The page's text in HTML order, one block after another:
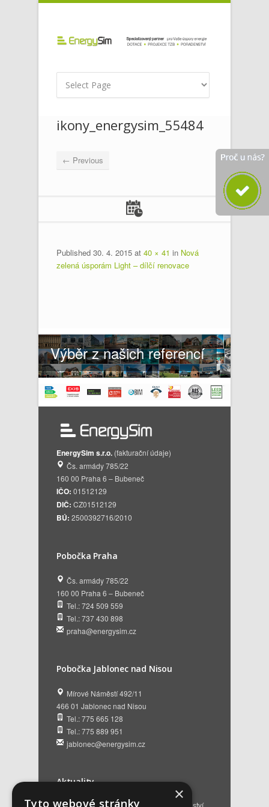
ikony_energysim_55484
← Previous
Published 30. 4. 2015 at 40 × 41 in Nová
zelená úsporám Light – dílčí renovace
Výběr z našich referencí
EnergySim s.r.o. (fakturační údaje)
Čs. armády 785/22
160 00 Praha 6 – Bubeneč
IČO: 01512129
DIČ: CZ01512129
BÚ: 2500392716/2010
Pobočka Praha
Čs. armády 785/22
160 00 Praha 6 – Bubeneč
Tel.: 724 509 559
Tel.: 737 430 898
praha@energysim.cz
Pobočka Jablonec nad Nisou
Mírové Náměstí 492/11
466 01 Jablonec nad Nisou
Tel.: 775 665 128
Tel.: 775 889 951
jablonec@energysim.cz
Aktuality
Renovační pasy budov a dotační poradenství
×
Tyto webové stránky